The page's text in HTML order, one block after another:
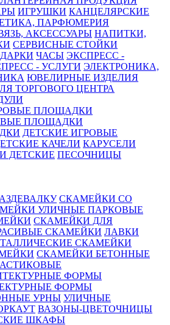
ИГРУШКИ КАНЦЕЛЯРСКИЕ
ПАРФЮМЕРИЯ
АКСЕССУАРЫ НАПИТКИ,
СЕРВИСНЫЕ СТОЙКИ
ЧАСЫ ЭКСПРЕСС -
- УСЛУГИ ЭЛЕКТРОНИКА,
ЮВЕЛИРНЫЕ ИЗДЕЛИЯ
ТОРГОВОГО ЦЕНТРА
ПЛОЩАДКИ
ДЕТСКИЕ ИГРОВЫЕ
КАЧЕЛИ КАРУСЕЛИ
ДЕТСКИЕ ПЕСОЧНИЦЫ
СКАМЕЙКИ СО
УЛИЧНЫЕ ПАРКОВЫЕ
СКАМЕЙКИ ДЛЯ
СКАМЕЙКИ ЛАВКИ
СКАМЕЙКИ
СКАМЕЙКИ БЕТОННЫЕ
ФОРМЫ
УРНЫ УЛИЧНЫЕ
ВАЗОНЫ-ЦВЕТОЧНИЦЫ